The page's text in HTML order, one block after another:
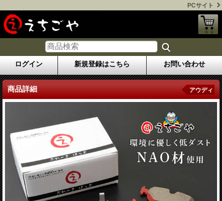
PCサイト
ログイン 新規登録はこちら お問い合わせ
商品詳細 アウディ